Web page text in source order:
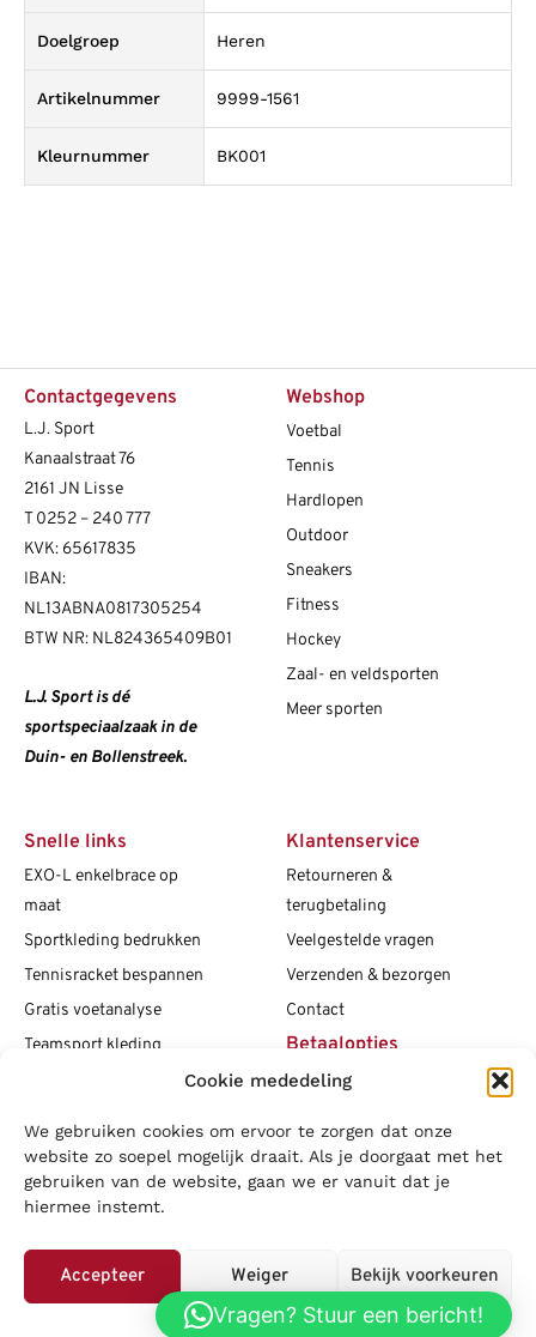
Cookie mededeling
We gebruiken cookies om ervoor te zorgen dat onze
website zo soepel mogelijk draait. Als je doorgaat met het
gebruiken van de website, gaan we er vanuit dat je
hiermee instemt.
Accepteer Weiger Bekijk voorkeuren
Privacybeleid
Doelgroep Heren
Artikelnummer 9999-1561
Kleurnummer BK001
Contactgegevens
L.J. Sport
Kanaalstraat 76
2161 JN Lisse
T 0252 – 240 777
KVK: 65617835
IBAN:
NL13ABNA0817305254
BTW NR: NL824365409B01
L.J. Sport is dé
sportspeciaalzaak in de
Duin- en Bollenstreek.
Webshop
Voetbal
Tennis
Hardlopen
Outdoor
Sneakers
Fitness
Hockey
Zaal- en veldsporten
Meer sporten
Snelle links
EXO-L enkelbrace op
maat
Sportkleding bedrukken
Tennisracket bespannen
Gratis voetanalyse
Teamsport kleding
Vacatures
Blogs
Klantenservice
Retourneren &
terugbetaling
Veelgestelde vragen
Verzenden & bezorgen
Contact
Betaalopties
Social media
LOWA|Adidas| Mizuno| Nike|Speedo|Asics |Babolat|Falke
|
Superfeet
Vragen? Stuur een bericht!